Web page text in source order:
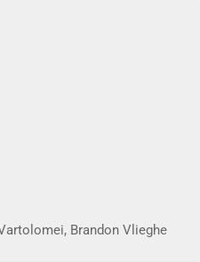
Brandon Vlieghe